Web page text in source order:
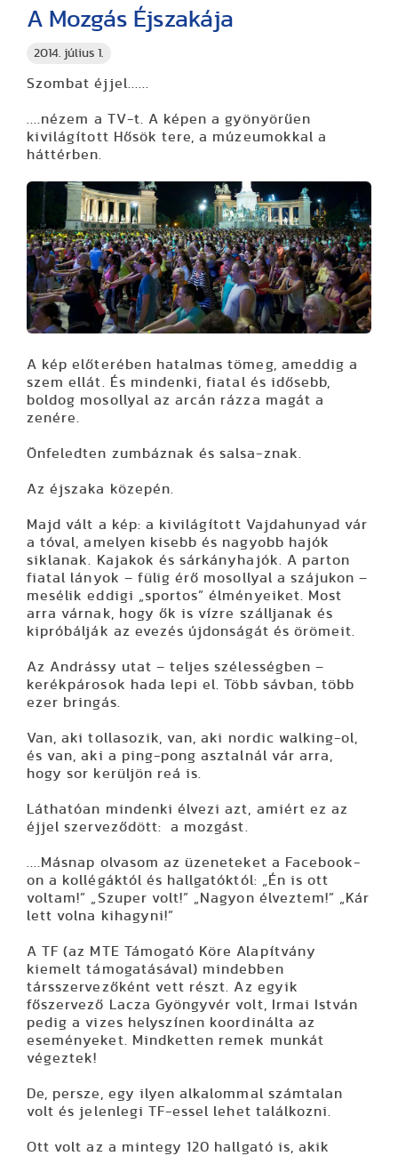
2014. július 1.
A Mozgás Éjszakája
Szombat éjjel......
....nézem a TV-t. A képen a gyönyörűen
kivilágított Hősök tere, a múzeumokkal a
háttérben.
A kép előterében hatalmas tömeg, ameddig a
szem ellát. És mindenki, fiatal és idősebb,
boldog mosollyal az arcán rázza magát a
zenére.
Önfeledten zumbáznak és salsa-znak.
Az éjszaka közepén.
Majd vált a kép: a kivilágított Vajdahunyad vár
a tóval, amelyen kisebb és nagyobb hajók
siklanak. Kajakok és sárkányhajók. A parton
fiatal lányok – fülig érő mosollyal a szájukon –
mesélik eddigi „sportos” élményeiket. Most
arra várnak, hogy ők is vízre szálljanak és
kipróbálják az evezés újdonságát és örömeit.
Az Andrássy utat – teljes szélességben –
kerékpárosok hada lepi el. Több sávban, több
ezer bringás.
Van, aki tollasozik, van, aki nordic walking-ol,
és van, aki a ping-pong asztalnál vár arra,
hogy sor kerüljön reá is.
Láthatóan mindenki élvezi azt, amiért ez az
éjjel szerveződött: a mozgást.
....Másnap olvasom az üzeneteket a Facebook-
on a kollégáktól és hallgatóktól: „Én is ott
voltam!” „Szuper volt!” „Nagyon élveztem!” „Kár
lett volna kihagyni!”
A TF (az MTE Támogató Köre Alapítvány
kiemelt támogatásával) mindebben
társszervezőként vett részt. Az egyik
főszervező Lacza Gyöngyvér volt, Irmai István
pedig a vizes helyszínen koordinálta az
eseményeket. Mindketten remek munkát
végeztek!
De, persze, egy ilyen alkalommal számtalan
volt és jelenlegi TF-essel lehet találkozni.
Ott volt az a mintegy 120 hallgató is, akik